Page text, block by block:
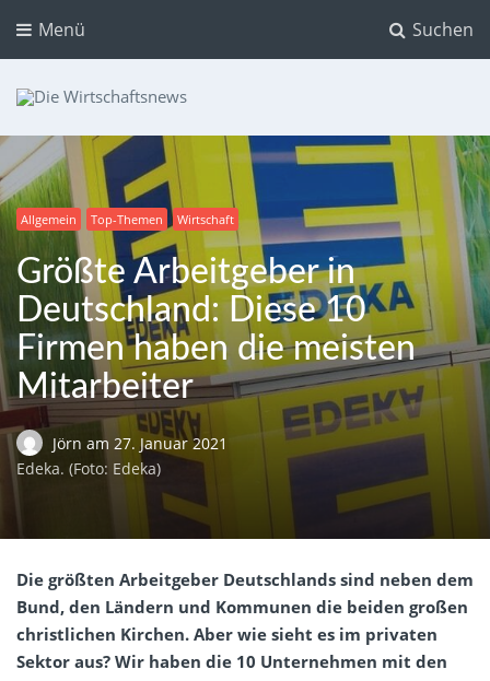
Suchen
Menü
Dein Ratgeber für Aktien und Kryptowährungen
Allgemein Top-Themen Wirtschaft
Größte Arbeitgeber in
Deutschland: Diese 10
Firmen haben die meisten
Mitarbeiter
Jörn am 27. Januar 2021
Edeka. (Foto: Edeka)
Die größten Arbeitgeber Deutschlands sind neben dem
Bund, den Ländern und Kommunen die beiden großen
christlichen Kirchen. Aber wie sieht es im privaten
Sektor aus? Wir haben die 10 Unternehmen mit den